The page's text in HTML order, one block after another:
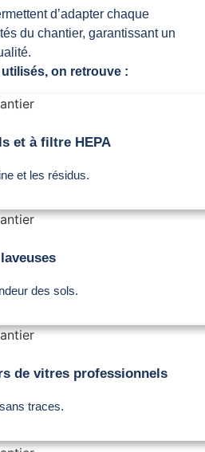
d’adapter chaque
du chantier, garantissant un
on retrouve :
et à filtre HEPA
et les résidus.
des sols.
de vitres professionnels
traces.